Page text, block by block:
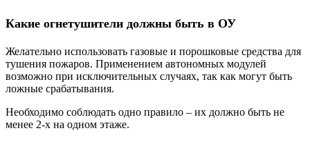
Какие огнетушители должны быть в ОУ
Желательно использовать газовые и порошковые средства для
тушения пожаров. Применением автономных модулей
возможно при исключительных случаях, так как могут быть
ложные срабатывания.
Необходимо соблюдать одно правило – их должно быть не
менее 2-х на одном этаже.